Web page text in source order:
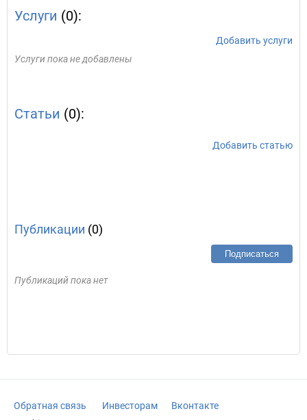
Услуги (0):
Добавить услуги
Услуги пока не добавлены
Статьи (0):
Добавить статью
Публикации (0)
Подписаться
Публикаций пока нет
Обратная связь Инвесторам
Вконтакте